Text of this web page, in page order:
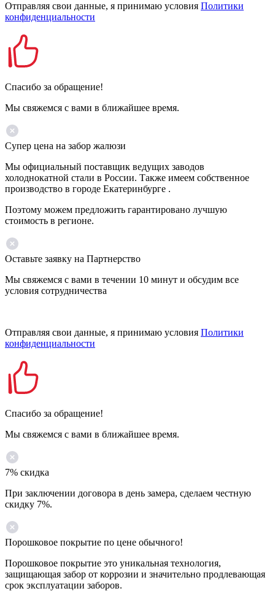
Отправляя свои данные, я принимаю условия Политики
конфиденциальности
Спасибо за обращение!
Мы свяжемся с вами в ближайшее время.
Супер цена на забор жалюзи
Мы официальный поставщик ведущих заводов
холоднокатной стали в России. Также имеем собственное
производство в городе Екатеринбурге .
Поэтому можем предложить гарантировано лучшую
стоимость в регионе.
Оставьте заявку на Партнерство
Мы свяжемся с вами в течении 10 минут и обсудим все
условия сотрудничества
Отправляя свои данные, я принимаю условия Политики
конфиденциальности
Спасибо за обращение!
Мы свяжемся с вами в ближайшее время.
7% скидка
При заключении договора в день замера, сделаем честную
скидку 7%.
Порошковое покрытие по цене обычного!
Порошковое покрытие это уникальная технология,
защищающая забор от коррозии и значительно продлевающая
срок эксплуатации заборов.